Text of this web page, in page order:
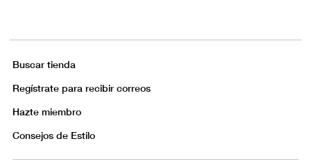
Buscar tienda
Regístrate para recibir correos
Hazte miembro
Consejos de Estilo